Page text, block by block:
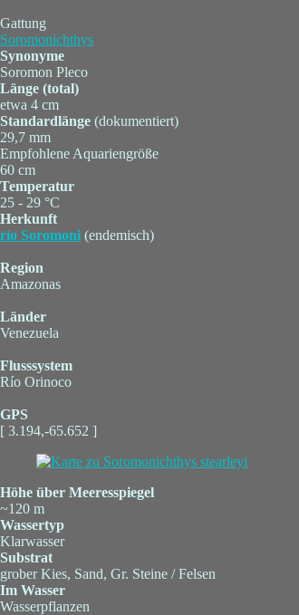
Gattung
Soromonichthys
Synonyme
Soromon Pleco
Länge (total)
etwa 4 cm
Standardlänge (dokumentiert)
29,7 mm
Empfohlene Aquariengröße
60 cm
Temperatur
25 - 29 °C
Herkunft
río Soromoni (endemisch)
Region
Amazonas
Länder
Venezuela
Flusssystem
Río Orinoco
GPS
[ 3.194,-65.652 ]
Höhe über Meeresspiegel
~120 m
Wassertyp
Klarwasser
Substrat
grober Kies, Sand, Gr. Steine / Felsen
Im Wasser
Wasserpflanzen